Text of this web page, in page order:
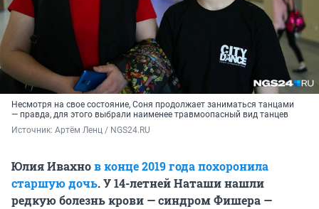
Несмотря на свое состояние, Соня продолжает заниматься танцами
— правда, для этого выбрали наименее травмоопасный вид танцев
Источник: Артём Ленц / NGS24.RU
Юлия Ивахнов конце 2019 года похоронила
старшую дочь. У 14-летней Наташи нашли
редкую болезнь крови — синдром Фишера —